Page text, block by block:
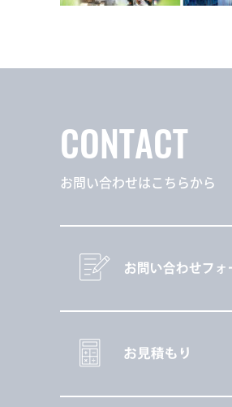
CONTACT
お問い合わせはこちらから